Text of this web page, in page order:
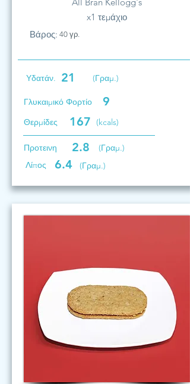
x1 τεμάχιο
Βάρος: 40 γρ.
Υδατάν. 21 (Γραμ.)
Γλυκαιμικό Φορτίο 9
Θερμίδες 167 (kcals)
Προτεινη 2.8
(Γραμ.)
Λίπος
6.4 (Γραμ.)